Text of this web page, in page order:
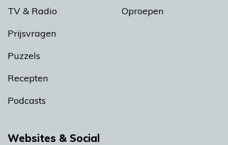
TV & Radio
Prijsvragen
Puzzels
Recepten
Podcasts
Oproepen
Websites & Social